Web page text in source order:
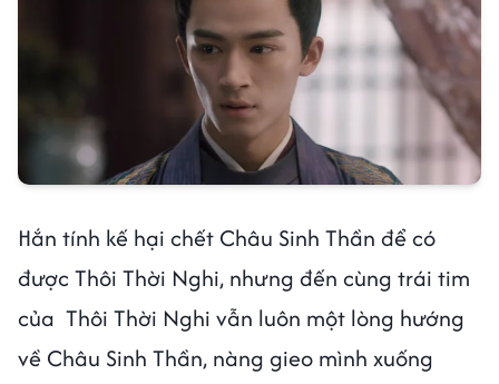
Hắn tính kế hại chết Châu Sinh Thần để có
được Thôi Thời Nghi, nhưng đến cùng trái tim
của Thôi Thời Nghi vẫn luôn một lòng hướng
về Châu Sinh Thần, nàng gieo mình xuống